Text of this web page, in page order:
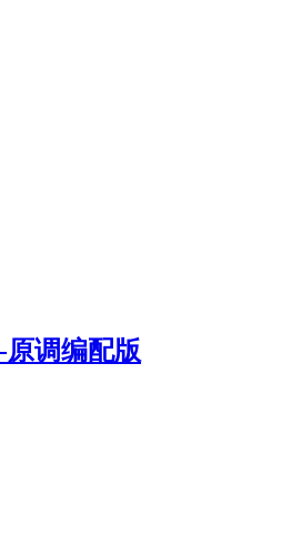
调编配版